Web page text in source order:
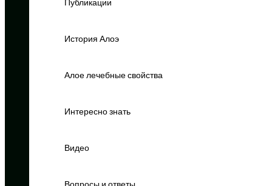
Публикации
История Алоэ
Алое лечебные свойства
Интересно знать
Видео